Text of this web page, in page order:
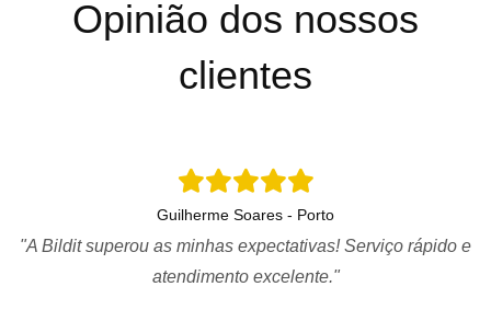
Opinião dos nossos
clientes
Guilherme Soares - Porto
"A Bildit superou as minhas expectativas! Serviço rápido e
atendimento excelente."